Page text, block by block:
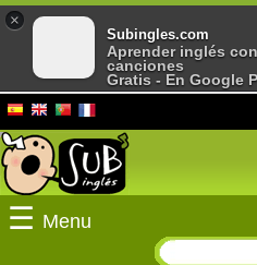
☰ Menu
×
Subingles.com
Aprender inglés con
canciones
Gratis - En Google